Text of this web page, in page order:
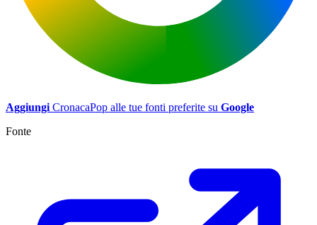
Aggiungi CronacaPop alle tue fonti preferite su Google
Fonte